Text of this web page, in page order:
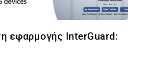
εφαρμογής InterGuard: